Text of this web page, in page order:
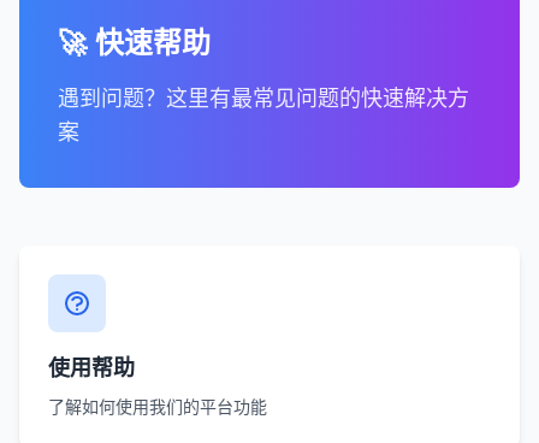
🚀 快速帮助
遇到问题？这里有最常见问题的快速解决方
案
使用帮助
了解如何使用我们的平台功能